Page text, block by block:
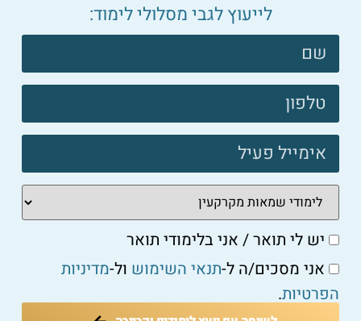
הכשרות מקצועיות
בשיתוף מכללת אפיק
סיוע במציאת עבודה
שיתופי פעולה
השתלמויות ותעודות
לייעוץ לגבי מסלולי לימוד:
צרו
קשר
פוטר
יש לי תואר / אני בלימודי תואר
אני מסכים/ה ל-תנאי השימוש ול-מדיניות
הפרטיות.